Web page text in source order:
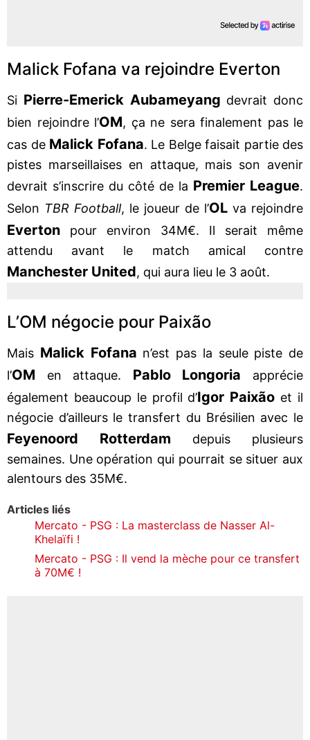
Malick Fofana va rejoindre Everton
Si Pierre-Emerick Aubameyang devrait donc
bien rejoindre l’OM, ça ne sera finalement pas le
cas de Malick Fofana. Le Belge faisait partie des
pistes marseillaises en attaque, mais son avenir
devrait s’inscrire du côté de la Premier League.
Selon TBR Football, le joueur de l’OL va rejoindre
Everton pour environ 34M€. Il serait même
attendu avant le match amical contre
Manchester United, qui aura lieu le 3 août.
L’OM négocie pour Paixão
Mais Malick Fofana n’est pas la seule piste de
l’OM en attaque. Pablo Longoria
apprécie
également beaucoup le profil d’Igor Paixão et il
négocie d’ailleurs le transfert du Brésilien avec le
Feyenoord Rotterdam depuis plusieurs
semaines. Une opération qui pourrait se situer aux
alentours des 35M€.
Articles liés
Mercato - PSG : La masterclass de Nasser Al-
Khelaïfi !
Mercato - PSG : Il vend la mèche pour ce transfert
à 70M€ !